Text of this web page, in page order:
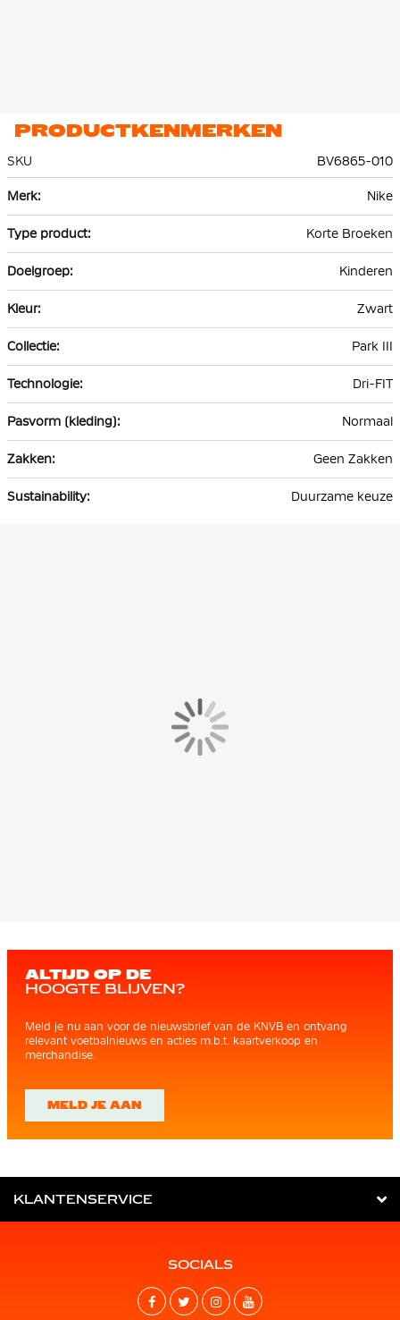
PRODUCTKENMERKEN
SKU
BV6865-010
informatie
Nike
Korte Broeken
Kinderen
Zwart
Park III
Dri-FIT
Normaal
Geen Zakken
Duurzame keuze
ALTIJD OP DE
HOOGTE BLIJVEN?
Meld je nu aan voor de nieuwsbrief van de KNVB en ontvang
relevant voetbalnieuws en acties m.b.t. kaartverkoop en
merchandise.
MELD JE AAN
KLANTENSERVICE
SOCIALS